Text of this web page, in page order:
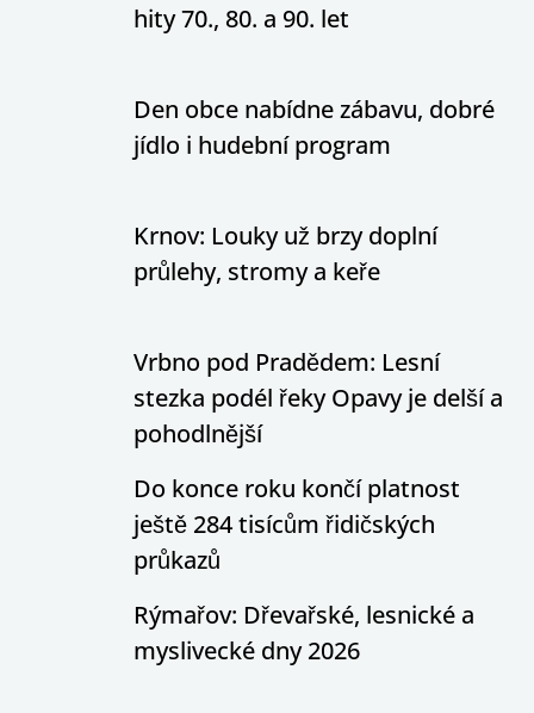
hity 70., 80. a 90. let
Den obce nabídne zábavu, dobré
jídlo i hudební program
Krnov: Louky už brzy doplní
průlehy, stromy a keře
Vrbno pod Pradědem: Lesní
stezka podél řeky Opavy je delší a
pohodlnější
Do konce roku končí platnost
ještě 284 tisícům řidičských
průkazů
Rýmařov: Dřevařské, lesnické a
myslivecké dny 2026